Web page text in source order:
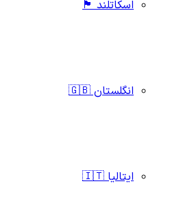
اسکاتلند 🏴󠁧󠁢󠁳󠁣󠁴󠁿
انگلستان 🇬🇧
ایتالیا 🇮🇹